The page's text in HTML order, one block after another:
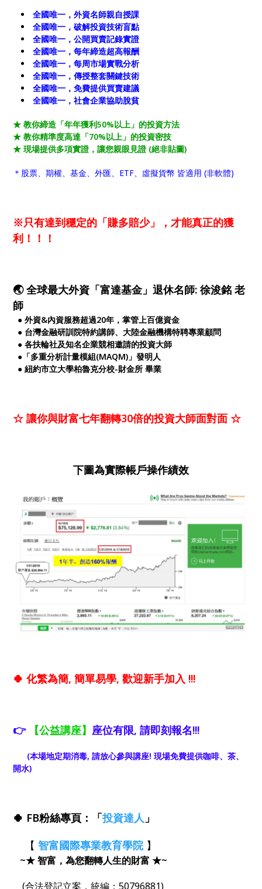
全國唯一，外資名師親自授課
全國唯一，破解投資技術盲點
全國唯一，公開買賣記錄實證
全國唯一，每年締造超高報酬
全國唯一，每周市場實戰分析
全國唯一，傳授整套關鍵技術
全國唯一，免費提供買賣建議
全國唯一，社會企業協助脫貧
★ 教你締造「年年獲利50%以上」的投資方法
★ 教你精準度高達「70%以上」的投資密技
★ 現場提供多項實證，讓您親眼見證 (絕非貼圖)
＊股票、期權、基金、外匯、ETF、虛擬貨幣 皆適用 (非軟體)
※只有達到穩定的「賺多賠少」，才能真正的獲
利！！！
🌏 全球最大外資「富達基金」退休名師: 徐浚銘 老
師
● 外資&內資服務超過20年，掌管上百億資金
● 台灣金融研訓院特約講師、大陸金融機構特聘專業顧問
● 各扶輪社及知名企業競相邀請的投資大師
●「多重分析計量模組(MAQM)」發明人
● 紐約市立大學柏魯克分校-財金所 畢業
☆ 讓你與財富七年翻轉30倍的投資大師面對面 ☆
下圖為實際帳戶操作績效
🍀 化繁為簡, 簡單易學, 歡迎新手加入 !!!
👉 【公益講座】 座位有限, 請即刻報名!!!
(本場地定期消毒, 請放心參與講座! 現場免費提供咖啡、茶、
開水)
🍀 FB粉絲專頁：「投資達人 」
【智富國際專業教育學院 】
~★ 智富，為您翻轉人生的財富 ★~
(合法登記立案，統編：50796881)